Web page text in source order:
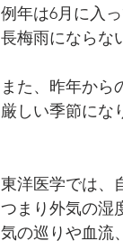
例年は6月に入
長梅雨にならな
また、昨年から
厳しい季節にな
東洋医学では、
つまり外気の湿
気の巡りや血流